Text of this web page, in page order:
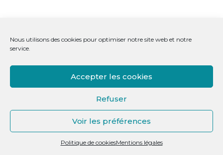
Nous utilisons des cookies pour optimiser notre site web et notre
service.
Accepter les cookies
Refuser
Voir les préférences
Politique de cookiesMentions légales